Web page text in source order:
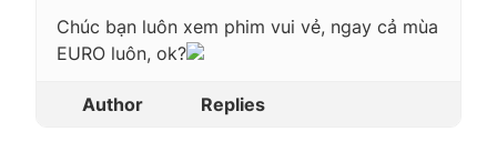
Chúc bạn luôn xem phim vui vẻ, ngay cả mùa
EURO luôn, ok?
Author Replies